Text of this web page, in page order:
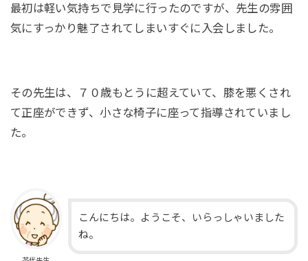
最初は軽い気持ちで見学に行ったのですが、先生の雰囲
気にすっかり魅了されてしまいすぐに入会しました。
その先生は、７０歳もとうに超えていて、膝を悪くされ
て正座ができず、小さな椅子に座って指導されていまし
た。
こんにちは。ようこそ、いらっしゃいました
ね。